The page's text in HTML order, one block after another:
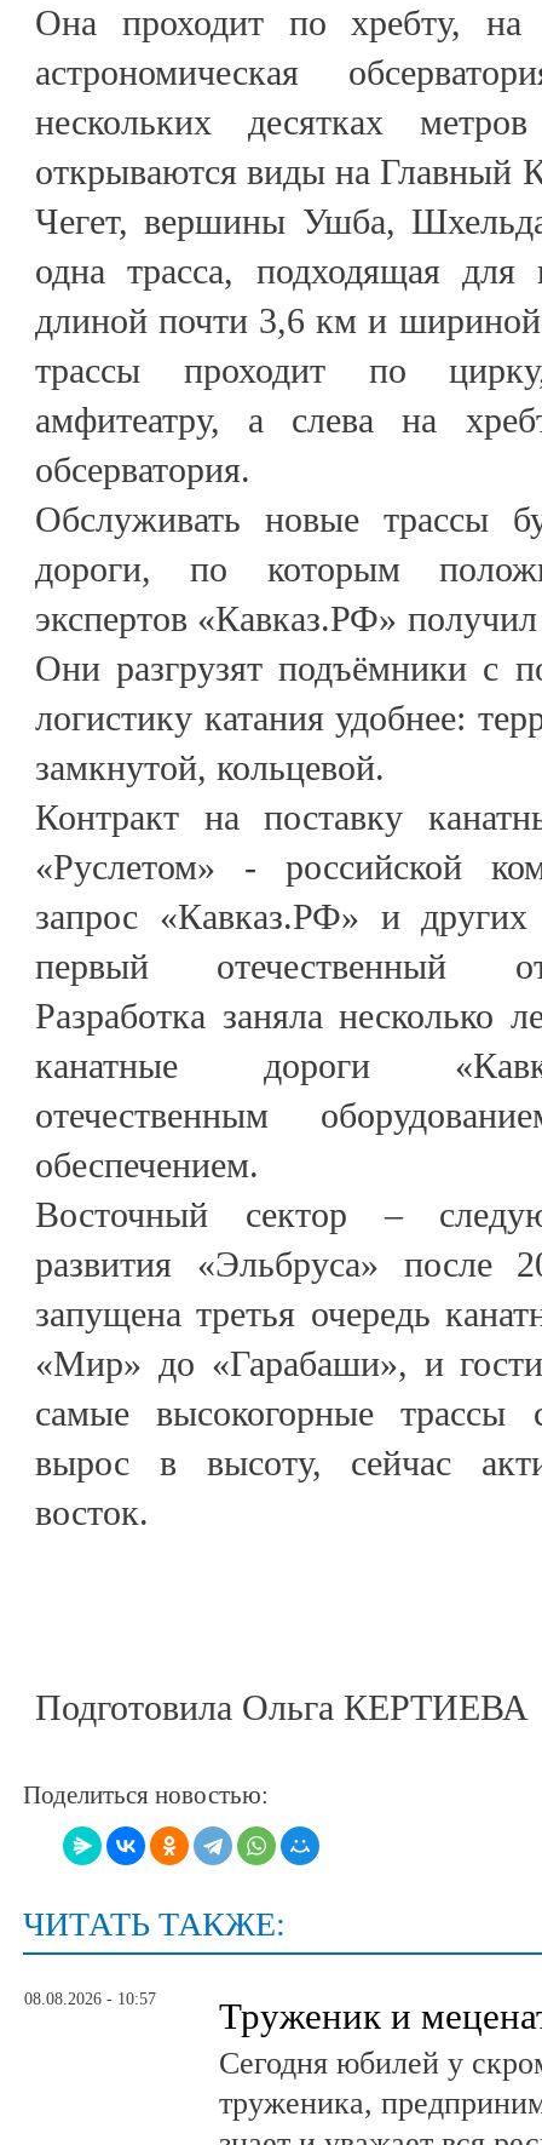
Она проходит по хребту, на
астрономическая
нескольких десятках
открываются виды на Главный
Чегет, вершины Ушба,
одна трасса, подходящая
длиной почти 3,6 км и
трассы проходит по
амфитеатру, а слева на
обсерватория.
Обслуживать новые трассы
дороги, по которым
экспертов «Кавказ.РФ»
Они разгрузят подъёмники с
логистику катания удобнее:
замкнутой, кольцевой.
Контракт на поставку
«Руслетом» - российской
запрос «Кавказ.РФ» и других
первый отечественный
Разработка заняла несколько
канатные дороги
отечественным
обеспечением.
Восточный сектор –
развития «Эльбруса» после
запущена третья очередь
«Мир» до «Гарабаши», и
самые высокогорные трассы
вырос в высоту, сейчас
восток.
Подготовила Ольга КЕРТИЕВА
Поделиться новостью:
ЧИТАТЬ ТАКЖЕ:
08.08.2026 - 10:57 Труженик и
Сегодня юбилей у
труженика,